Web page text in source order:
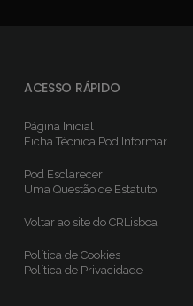
ACESSO RÁPIDO
Página Inicial
Ficha TécnicaPod Informar
Pod Esclarecer
Uma Questão de Estatuto
Voltar ao site do CRLisboa
Política de Cookies
Política de Privacidade